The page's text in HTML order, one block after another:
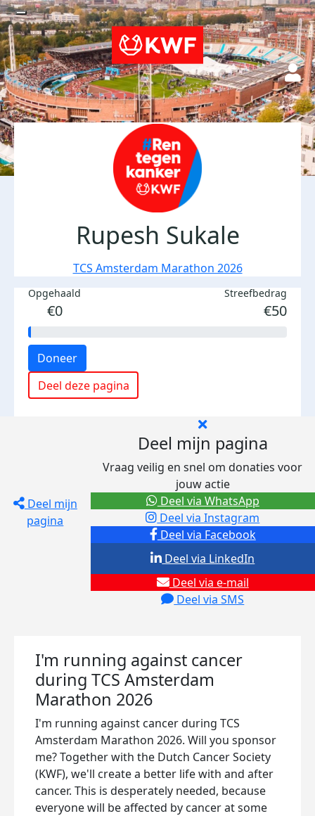
Rupesh Sukale
TCS Amsterdam Marathon 2026
Opgehaald
€0
Streefbedrag
€50
Doneer
Deel deze pagina
Deel mijn
pagina
Deel mijn pagina
Vraag veilig en snel om donaties voor
jouw actie
Deel via Facebook
Deel via Instagram
Deel via e-mail
Deel via SMS
Deel via LinkedIn
Deel via WhatsApp
I'm running against cancer
during TCS Amsterdam
Marathon 2026
I'm running against cancer during TCS
Amsterdam Marathon 2026. Will you sponsor
me? Together with the Dutch Cancer Society
(KWF), we'll create a better life with and after
cancer. This is desperately needed, because
everyone will be affected by cancer at some